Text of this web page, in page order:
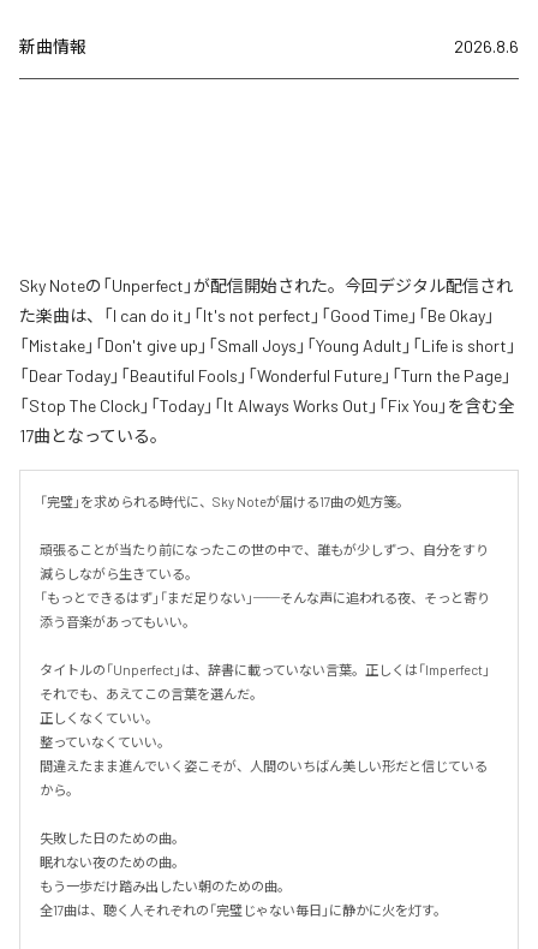
新曲情報 2026.8.6
Sky Noteの「Unperfect」が配信開始された。今回デジタル配信され
た楽曲は、「I can do it」「It's not perfect」「Good Time」「Be Okay」
「Mistake」「Don't give up」「Small Joys」「Young Adult」「Life is short」
「Dear Today」「Beautiful Fools」「Wonderful Future」「Turn the Page」
「Stop The Clock」「Today」「It Always Works Out」「Fix You」を含む全
17曲となっている。
「完璧」を求められる時代に、Sky Noteが届ける17曲の処方箋。
頑張ることが当たり前になったこの世の中で、誰もが少しずつ、自分をすり
減らしながら生きている。
「もっとできるはず」「まだ足りない」──そんな声に追われる夜、そっと寄り
添う音楽があってもいい。
タイトルの「Unperfect」は、辞書に載っていない言葉。正しくは「Imperfect」
それでも、あえてこの言葉を選んだ。
正しくなくていい。
整っていなくていい。
間違えたまま進んでいく姿こそが、人間のいちばん美しい形だと信じている
から。
失敗した日のための曲。
眠れない夜のための曲。
もう一歩だけ踏み出したい朝のための曲。
全17曲は、聴く人それぞれの「完璧じゃない毎日」に静かに火を灯す。